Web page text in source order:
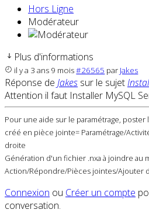
Hors Ligne
Modérateur
Plus d'informations
il y a 3 ans 9 mois#26565 par Jakes
Réponse de Jakes sur le sujet
Attention il faut Installer MySQL
Pour une aide sur le paramétrage,
créé en pièce jointe= Paramétrage/
droite
Génération d'un fichier .nxa à joindre au
Action/Répondre/Pièces jointes/Ajouter
Connexion ou Créer un compte
conversation.